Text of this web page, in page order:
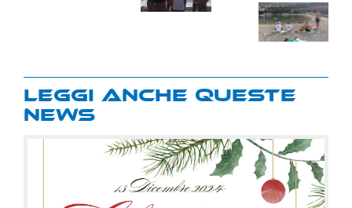
Leggi anche queste
news